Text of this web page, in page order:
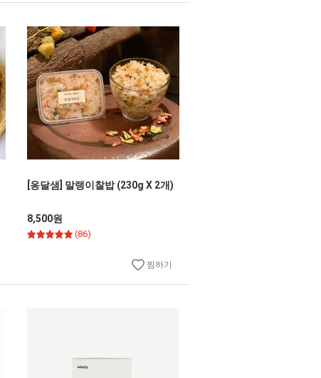
[옹달샘] 말랭이찰밥 (230g X 2개)
8,500원
(86)
찜하기